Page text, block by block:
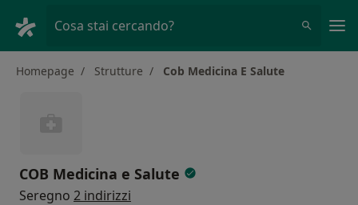
Cosa stai cercando?
Homepage Strutture Cob Medicina E Salute
COB Medicina e Salute
Seregno 2 indirizzi